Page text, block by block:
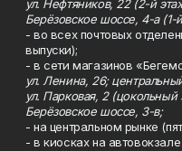
ул. Нефтяников, 22 (2-й
Берёзовское шоссе, 4-а (1-
- во всех почтовых
выпуски);
- в сети магазинов
ул. Ленина, 26;
ул. Парковая, 2 (цокольный
Берёзовское шоссе, 3-в;
- на центральном рынке
- в киосках на